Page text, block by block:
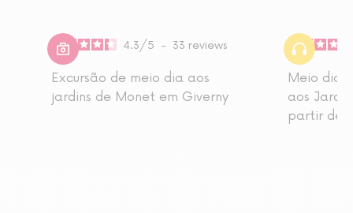
4.3/5 - 33 reviews
Excursão de meio dia aos
jardins de Monet em Giverny
Meio dia
aos
partir de